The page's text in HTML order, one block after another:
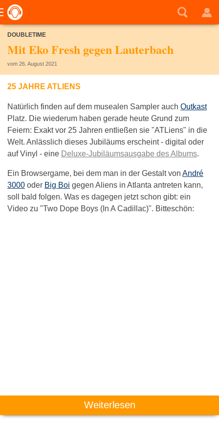
DOUBLETIME
Mit Eko Fresh gegen Lauterbach
vom 26. August 2021
25 JAHRE ATLIENS
Natürlich finden auf dem musealen Sampler auch Outkast
Platz. Die wiederum haben gerade heute Grund zum
Feiern: Exakt vor 25 Jahren entließen sie "ATLiens" in die
Welt. Anlässlich dieses Jubiläums erscheint - digital oder
auf Vinyl - eine Deluxe-Jubiläumsausgabe des Albums.
Ein Browsergame, bei dem man in der Gestalt von André
3000 oder Big Boi gegen Aliens in Atlanta antreten kann,
soll bald folgen. Was es dagegen jetzt schon gibt: ein
Video zu "Two Dope Boys (In A Cadillac)". Bitteschön:
Weiterlesen